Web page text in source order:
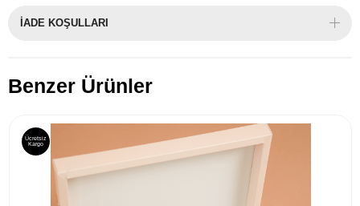
İADE KOŞULLARI
Benzer Ürünler
Ücretsiz
Kargo